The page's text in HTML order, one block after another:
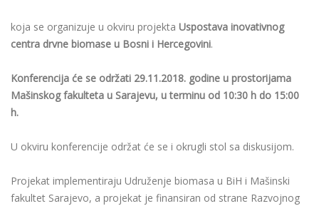
koja se organizuje u okviru projekta Uspostava inovativnog
centra drvne biomase u Bosni i Hercegovini.
Konferencija će se održati 29.11.2018. godine u prostorijama
Mašinskog fakulteta u Sarajevu, u terminu od 10:30 h do 15:00
h.
U okviru konferencije održat će se i okrugli stol sa diskusijom.
Projekat implementiraju Udruženje biomasa u BiH i Mašinski
fakultet Sarajevo, a projekat je finansiran od strane Razvojnog